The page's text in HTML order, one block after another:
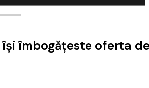
îşi îmbogăţeste oferta